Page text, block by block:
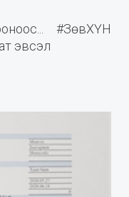
#ЗөвХҮН
эвсэл